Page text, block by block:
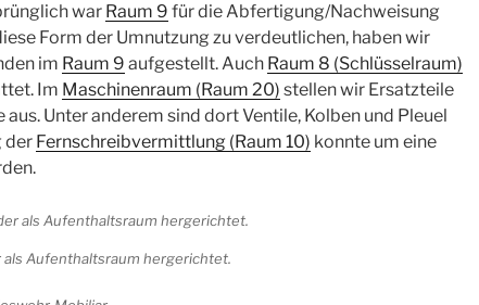
war Raum 9 für die Abfertigung/Nachweisung
Form der Umnutzung zu verdeutlichen, haben wir
im Raum 9 aufgestellt. Auch Raum 8 (Schlüsselraum)
Im Maschinenraum (Raum 20) stellen wir Ersatzteile
Unter anderem sind dort Ventile, Kolben und Pleuel
der Fernschreibvermittlung (Raum 10) konnte um eine
als Aufenthaltsraum hergerichtet.